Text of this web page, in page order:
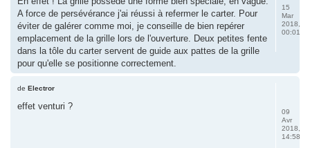
A force de persévérance j'ai réussi à refermer le carter. Pour
éviter de galérer comme moi, je conseille de bien repérer
emplacement de la grille lors de l'ouverture. Deux petites fente
dans la tôle du carter servent de guide aux pattes de la grille
pour qu'elle se positionne correctement.
15
Mar
2018,
00:01
de Electror
effet venturi ?
09
Avr
2018,
14:58